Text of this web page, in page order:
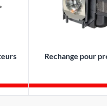
Rechange pour